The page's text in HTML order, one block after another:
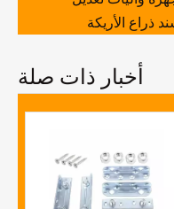
مسند ذراع الأريكة
أخبار ذات صلة